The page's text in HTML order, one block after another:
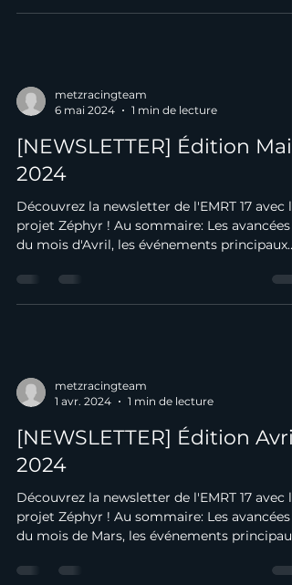
metzracingteam
6 mai 2024
1 min de lecture
[NEWSLETTER] Édition Mai
2024
Découvrez la newsletter de l'EMRT 17 avec le
projet Zéphyr ! Au sommaire: Les avancées
du mois d'Avril, les événements principaux
metzracingteam
1 avr. 2024
1 min de lecture
[NEWSLETTER] Édition Avril
2024
Découvrez la newsletter de l'EMRT 17 avec le
projet Zéphyr ! Au sommaire: Les avancées
du mois de Mars, les événements principaux